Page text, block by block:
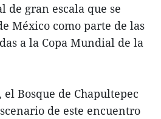
gran escala que se
México como parte de las
a la Copa Mundial de la
Bosque de Chapultepec
de este encuentro